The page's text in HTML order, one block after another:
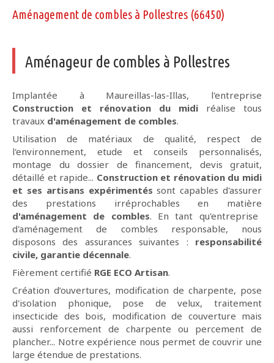
Aménagement de combles à Pollestres (66450)
Aménageur de combles à Pollestres
Implantée à Maureillas-las-Illas, l'entreprise
Construction et rénovation du midi réalise tous
travaux d'aménagement de combles.
Utilisation de matériaux de qualité, respect de
l'environnement, etude et conseils personnalisés,
montage du dossier de financement, devis gratuit,
détaillé et rapide... Construction et rénovation du midi
et ses artisans expérimentés sont capables d'assurer
des prestations irréprochables en matière
d'aménagement de combles. En tant qu'entreprise
d'aménagement de combles responsable, nous
disposons des assurances suivantes : responsabilité
civile, garantie décennale.
Fièrement certifié RGE ECO Artisan.
Création d’ouvertures, modification de charpente, pose
d'isolation phonique, pose de velux, traitement
insecticide des bois, modification de couverture mais
aussi renforcement de charpente ou percement de
plancher... Notre expérience nous permet de couvrir une
large étendue de prestations.